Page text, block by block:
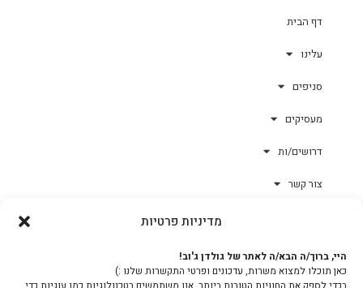
מדיניות פרטיות
היי, ברוך/ה הבא/ה לאתר של גולדן ג'וב!
כאן תוכלו למצוא משרות, עדכונים ופרטי התקשרות שלנו :)
דף הבית
עלינו
סניפים
מעסיקים
דרושים/ות
צור קשר
צוות